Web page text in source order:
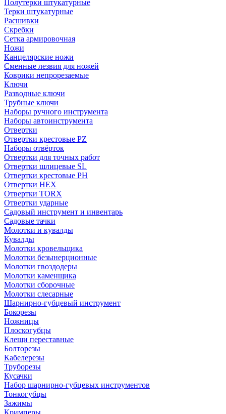
Полутерки штукатурные
Терки штукатурные
Расшивки
Скребки
Сетка армировочная
Ножи
Канцелярские ножи
Сменные лезвия для ножей
Коврики непрорезаемые
Ключи
Разводные ключи
Трубные ключи
Наборы ручного инструмента
Наборы автоинструмента
Отвертки
Отвертки крестовые PZ
Наборы отвёрток
Отвертки для точных работ
Отвертки шлицевые SL
Отвертки крестовые PH
Отвертки HEX
Отвертки TORX
Отвертки ударные
Садовый инструмент и инвентарь
Садовые тачки
Молотки и кувалды
Кувалды
Молотки кровельщика
Молотки безынерционные
Молотки гвоздодеры
Молотки каменщика
Молотки сборочные
Молотки слесарные
Шарнирно-губцевый инструмент
Бокорезы
Ножницы
Плоскогубцы
Клещи переставные
Болторезы
Кабелерезы
Труборезы
Кусачки
Набор шарнирно-губцевых инструментов
Тонкогубцы
Зажимы
Кримперы